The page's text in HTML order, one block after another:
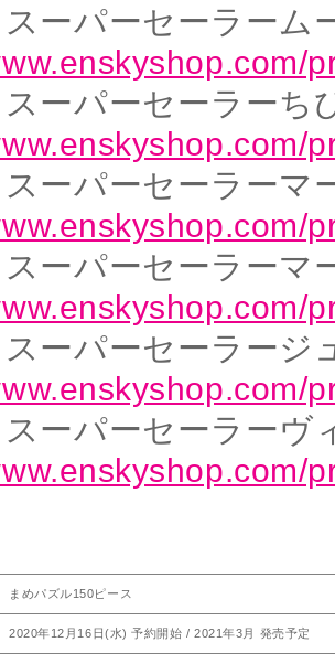
ーパーセーラーム
ーパーセーラーち
ーパーセーラーマ
ーパーセーラーマ
ーパーセーラージ
ーパーセーラーヴ
まめパズル150ピース
2020年12月16日(水) 予約開始 / 2021年3月 発売予定